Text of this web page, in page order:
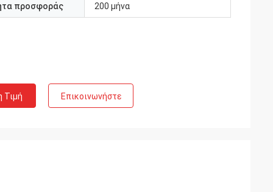
προσφοράς 200 μήνα
Τιμή Επικοινωνήστε